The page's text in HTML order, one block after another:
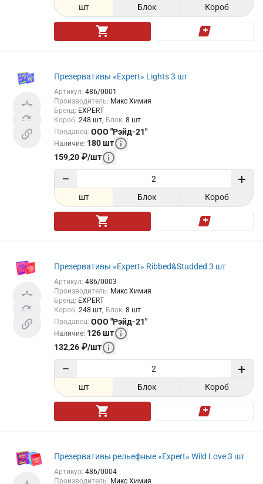
шт Блок Короб
Презервативы «Expert» Lights 3 шт
Артикул: 486/0001
Производитель: Микс Химия
Бренд: EXPERT
Короб: 248 шт Блок: 8 шт
Продавец: ООО "Рэйд-21"
Наличие: 180шт
159,20 ₽/шт
− +
шт Блок Короб
Презервативы «Expert» Ribbed&Studded 3 шт
Артикул: 486/0003
Производитель: Микс Химия
Бренд: EXPERT
Короб: 248 шт Блок: 8 шт
Продавец: ООО "Рэйд-21"
Наличие: 126шт
132,26 ₽/шт
− +
шт Блок Короб
Презервативы рельефные «Expert» Wild Love 3 шт
Артикул: 486/0004
Производитель: Микс Химия